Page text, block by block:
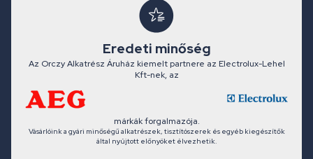
Eredeti minőség
Az Orczy Alkatrész Áruház kiemelt partnere az Electrolux-Lehel
Kft-nek, az
márkák forgalmazója.
Vásárlóink a gyári minőségű alkatrészek, tisztítószerek és egyéb kiegészítők
által nyújtott előnyöket élvezhetik.